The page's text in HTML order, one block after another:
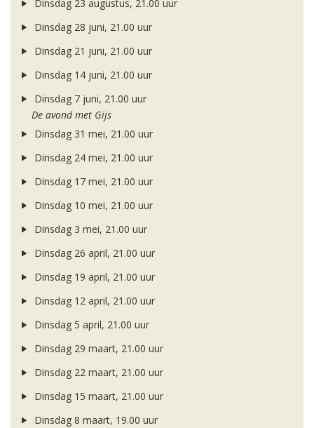
Dinsdag 23 augustus, 21.00 uur
Dinsdag 28 juni, 21.00 uur
Dinsdag 21 juni, 21.00 uur
Dinsdag 14 juni, 21.00 uur
Dinsdag 7 juni, 21.00 uur
De avond met Gijs
Dinsdag 31 mei, 21.00 uur
Dinsdag 24 mei, 21.00 uur
Dinsdag 17 mei, 21.00 uur
Dinsdag 10 mei, 21.00 uur
Dinsdag 3 mei, 21.00 uur
Dinsdag 26 april, 21.00 uur
Dinsdag 19 april, 21.00 uur
Dinsdag 12 april, 21.00 uur
Dinsdag 5 april, 21.00 uur
Dinsdag 29 maart, 21.00 uur
Dinsdag 22 maart, 21.00 uur
Dinsdag 15 maart, 21.00 uur
Dinsdag 8 maart, 19.00 uur